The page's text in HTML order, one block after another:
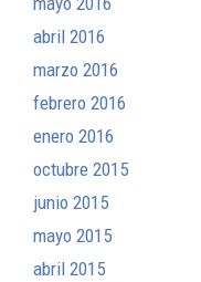
abril 2016
marzo 2016
febrero 2016
enero 2016
octubre 2015
junio 2015
mayo 2015
abril 2015